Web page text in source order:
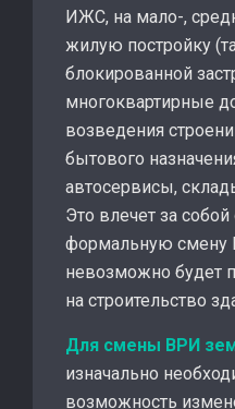
ИЖС, на мало-,
жилую постройку
блокированной
многоквартирные
возведения
бытового
автосервисы,
Это влечет за
формальную смену
невозможно будет
на строительство
Для смены ВРИ
изначально
возможность